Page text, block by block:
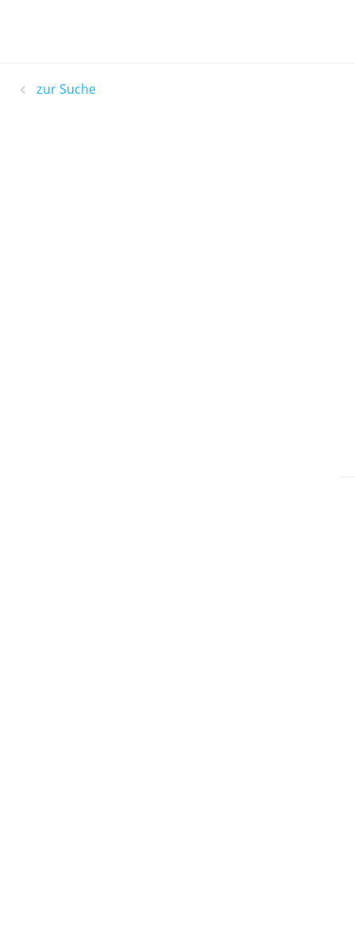
zur Suche